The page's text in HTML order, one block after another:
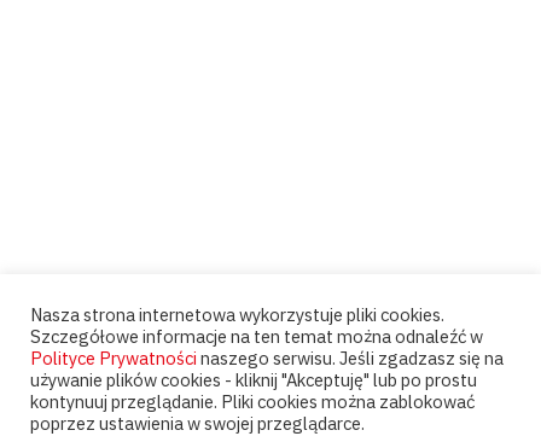
Nasza strona internetowa wykorzystuje pliki cookies.
Szczegółowe informacje na ten temat można odnaleźć w
Polityce Prywatności naszego serwisu. Jeśli zgadzasz się na
używanie plików cookies - kliknij "Akceptuję" lub po prostu
kontynuuj przeglądanie. Pliki cookies można zablokować
poprzez ustawienia w swojej przeglądarce.